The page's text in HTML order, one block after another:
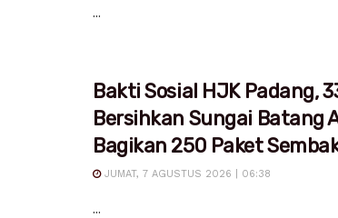
...
Bakti Sosial HJK Padang,
Bersihkan Sungai Batang
Bagikan 250 Paket
JUMAT, 7 AGUSTUS 2026 | 06:38
...